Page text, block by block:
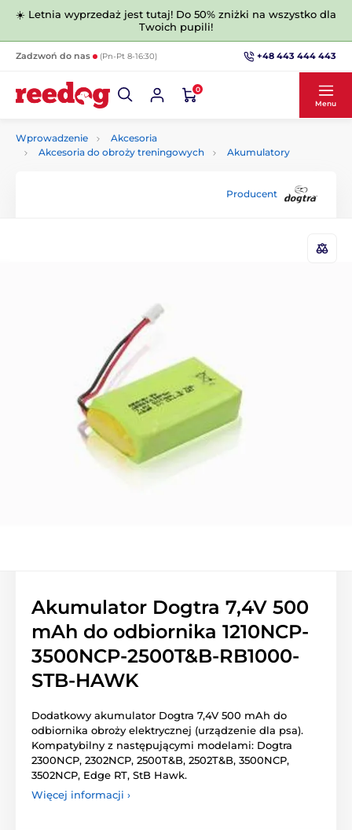
☀️ Letnia wyprzedaż jest tutaj! Do 50% zniżki na wszystko dla
Twoich pupili!
Zadzwoń do nas (Pn-Pt 8-16:30) +48 443 444 443
0
Menu
Wprowadzenie
Akcesoria
Akcesoria do obroży treningowych
Akumulatory
Producent
Akumulator Dogtra 7,4V 500
mAh do odbiornika 1210NCP-
3500NCP-2500T&B-RB1000-
STB-HAWK
Dodatkowy akumulator Dogtra 7,4V 500 mAh do
odbiornika obroży elektrycznej (urządzenie dla psa).
Kompatybilny z następującymi modelami: Dogtra
2300NCP, 2302NCP, 2500T&B, 2502T&B, 3500NCP,
3502NCP, Edge RT, StB Hawk.
Więcej informacji ›